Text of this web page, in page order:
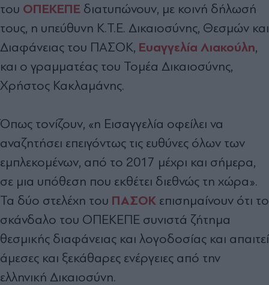
του ΟΠΕΚΕΠΕ διατυπώνουν, με κοινή δήλωσή
τους, η υπεύθυνη Κ.Τ.Ε. Δικαιοσύνης, Θεσμών και
Διαφάνειας του ΠΑΣΟΚ, Ευαγγελία Λιακούλη,
και ο γραμματέας του Τομέα Δικαιοσύνης,
Χρήστος Κακλαμάνης.
Όπως τονίζουν, «η Εισαγγελία οφείλει να
αναζητήσει επειγόντως τις ευθύνες όλων των
εμπλεκομένων, από το 2017 μέχρι και σήμερα,
σε μια υπόθεση που εκθέτει διεθνώς τη χώρα».
Τα δύο στελέχη του ΠΑΣΟΚ επισημαίνουν ότι το
σκάνδαλο του ΟΠΕΚΕΠΕ συνιστά ζήτημα
θεσμικής διαφάνειας και λογοδοσίας και απαιτεί
άμεσες και ξεκάθαρες ενέργειες από την
ελληνική Δικαιοσύνη.